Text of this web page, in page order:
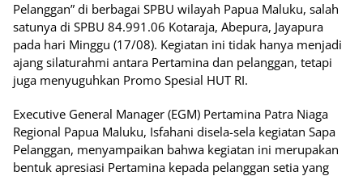
Pelanggan” di berbagai SPBU wilayah Papua Maluku, salah
satunya di SPBU 84.991.06 Kotaraja, Abepura, Jayapura
pada hari Minggu (17/08). Kegiatan ini tidak hanya menjadi
ajang silaturahmi antara Pertamina dan pelanggan, tetapi
juga menyuguhkan Promo Spesial HUT RI.
Executive General Manager (EGM) Pertamina Patra Niaga
Regional Papua Maluku, Isfahani disela-sela kegiatan Sapa
Pelanggan, menyampaikan bahwa kegiatan ini merupakan
bentuk apresiasi Pertamina kepada pelanggan setia yang